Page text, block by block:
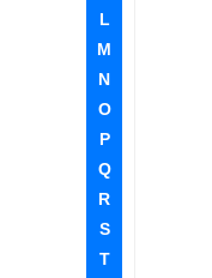
L
M
N
O
P
Q
R
S
T